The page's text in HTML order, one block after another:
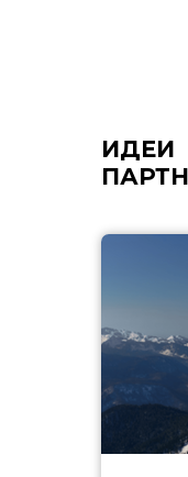
ИДЕИ